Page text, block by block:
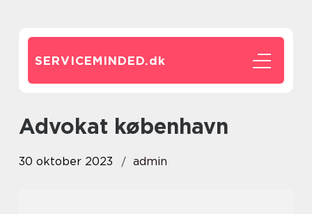
SERVICEMINDED.dk
advokat københavn
30 oktober 2023 admin